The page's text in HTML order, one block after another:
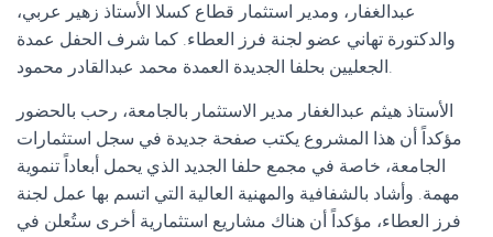
عبدالغفار، ومدير استثمار قطاع كسلا الأستاذ زهير عربي،
والدكتورة تهاني عضو لجنة فرز العطاء. كما شرف الحفل عمدة
الجعليين بحلفا الجديدة العمدة محمد عبدالقادر محمود.
الأستاذ هيثم عبدالغفار مدير الاستثمار بالجامعة، رحب بالحضور
مؤكداً أن هذا المشروع يكتب صفحة جديدة في سجل استثمارات
الجامعة، خاصة في مجمع حلفا الجديد الذي يحمل أبعاداً تنموية
مهمة. وأشاد بالشفافية والمهنية العالية التي اتسم بها عمل لجنة
فرز العطاء، مؤكداً أن هناك مشاريع استثمارية أخرى ستُعلن في